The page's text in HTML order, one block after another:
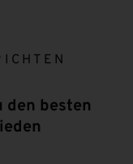
den besten